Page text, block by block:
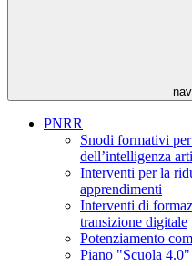
PNRR
Snodi formativi
dell’intelligenza
Interventi per la
apprendimenti
Interventi di
transizione digitale
Potenziamento
Piano "Scuola 4.0"